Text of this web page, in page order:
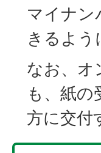
マイナン
きるよう
なお、オ
も、紙の
方に交付